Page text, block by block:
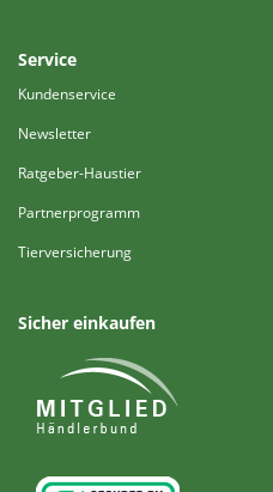
Service
Kundenservice
Newsletter
Ratgeber-Haustier
Partnerprogramm
Tierversicherung
Sicher einkaufen